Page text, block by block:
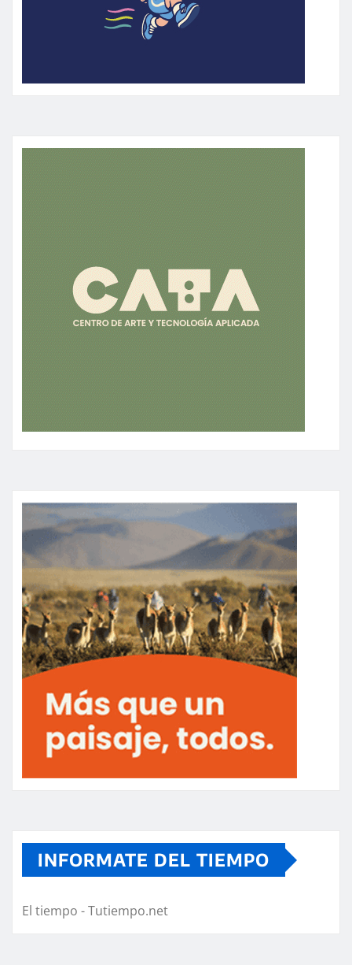
INFORMATE DEL TIEMPO
El tiempo - Tutiempo.net